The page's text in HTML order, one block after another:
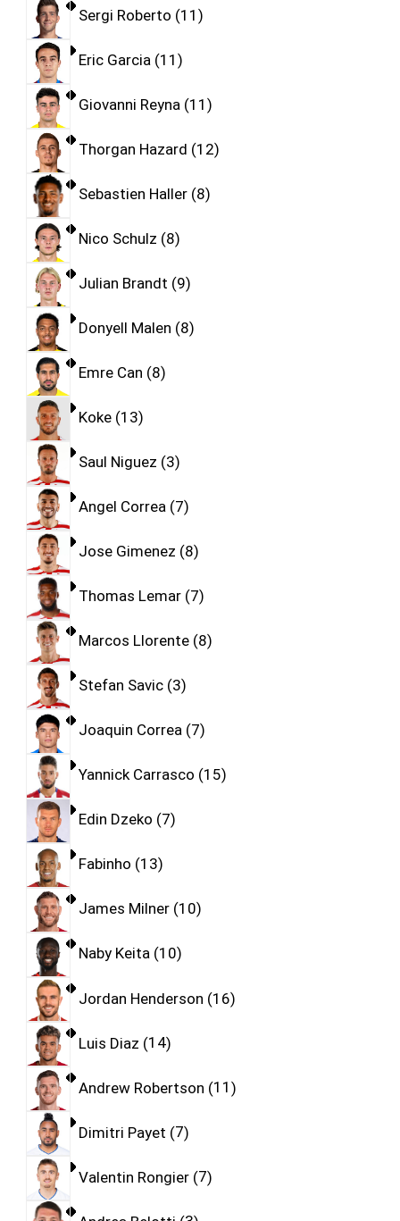
Sergi Roberto 11
Eric Garcia 11
Giovanni Reyna 11
Thorgan Hazard 12
Sebastien Haller 8
Nico Schulz 8
Julian Brandt 9
Donyell Malen 8
Emre Can 8
Koke 13
Saul Niguez 3
Angel Correa 7
Jose Gimenez 8
Thomas Lemar 7
Marcos Llorente 8
Stefan Savic 3
Joaquin Correa 7
Yannick Carrasco 15
Edin Dzeko 7
Fabinho 13
James Milner 10
Naby Keita 10
Jordan Henderson 16
Luis Diaz 14
Andrew Robertson 11
Dimitri Payet 7
Valentin Rongier 7